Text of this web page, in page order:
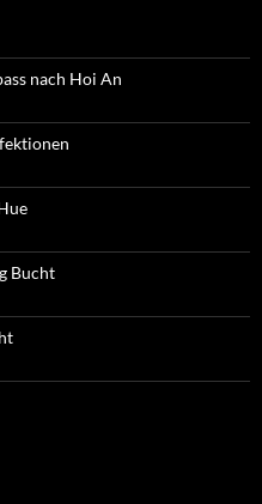
nach Hoi An
Bucht